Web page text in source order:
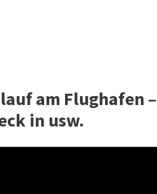
am Flughafen –
in usw.